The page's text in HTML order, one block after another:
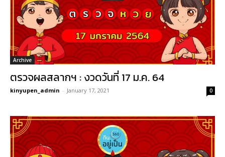
Archive
ตรวจผลสลากฯ : งวดวันที่ 17 ม.ค. 64
kinyupen_admin - January 17, 2021 0